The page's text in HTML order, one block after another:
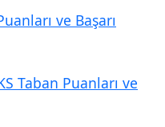
ve Başarı
Taban Puanları ve